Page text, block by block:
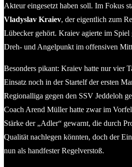
Akteur eingesetzt haben soll. Im Fokus
Vladyslav Kraiev, der eigentlich zum
Lübecker gehört. Kraiev agierte im
Dreh- und Angelpunkt im offensiven
Besonders pikant: Kraiev hatte nur vier
Einsatz noch in der Startelf der ersten
Regionalliga gegen den SSV Jeddeloh
Coach Arend Müller hatte zwar im
Stärke der „Adler“ gewarnt, die durch
Qualität nachlegen könnten, doch der
nun als handfester Regelverstoß.